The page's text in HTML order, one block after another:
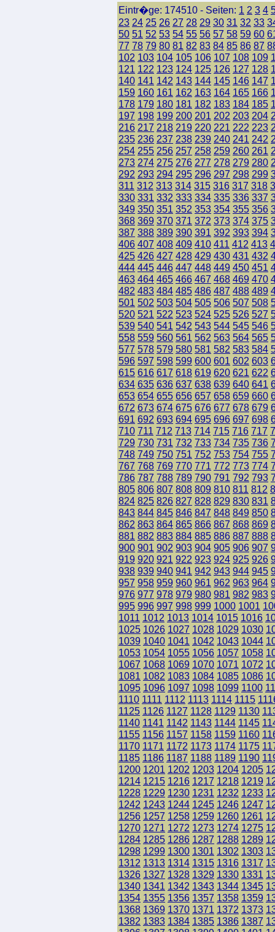
Eintr�ge: 174510 - Seiten: 1 2 3 4
23 24 25 26 27 28 29 30 31 32 33
50 51 52 53 54 55 56 57 58 59 60
77 78 79 80 81 82 83 84 85 86 87
102 103 104 105 106 107 108 109
121 122 123 124 125 126 127 128
140 141 142 143 144 145 146 147
159 160 161 162 163 164 165 166
178 179 180 181 182 183 184 185
197 198 199 200 201 202 203 204
216 217 218 219 220 221 222 223
235 236 237 238 239 240 241 242
254 255 256 257 258 259 260 261
273 274 275 276 277 278 279 280
292 293 294 295 296 297 298 299
311 312 313 314 315 316 317 318
330 331 332 333 334 335 336 337
349 350 351 352 353 354 355 356
368 369 370 371 372 373 374 375
387 388 389 390 391 392 393 394
406 407 408 409 410 411 412 413
425 426 427 428 429 430 431 432
444 445 446 447 448 449 450 451
463 464 465 466 467 468 469 470
482 483 484 485 486 487 488 489
501 502 503 504 505 506 507 508
520 521 522 523 524 525 526 527
539 540 541 542 543 544 545 546
558 559 560 561 562 563 564 565
577 578 579 580 581 582 583 584
596 597 598 599 600 601 602 603
615 616 617 618 619 620 621 622
634 635 636 637 638 639 640 641
653 654 655 656 657 658 659 660
672 673 674 675 676 677 678 679
691 692 693 694 695 696 697 698
710 711 712 713 714 715 716 717
729 730 731 732 733 734 735 736
748 749 750 751 752 753 754 755
767 768 769 770 771 772 773 774
786 787 788 789 790 791 792 793
805 806 807 808 809 810 811 812
824 825 826 827 828 829 830 831
843 844 845 846 847 848 849 850
862 863 864 865 866 867 868 869
881 882 883 884 885 886 887 888
900 901 902 903 904 905 906 907
919 920 921 922 923 924 925 926
938 939 940 941 942 943 944 945
957 958 959 960 961 962 963 964
976 977 978 979 980 981 982 983
995 996 997 998 999 1000 1001
1011 1012 1013 1014 1015 1016
1025 1026 1027 1028 1029 1030
1039 1040 1041 1042 1043 1044
1053 1054 1055 1056 1057 1058
1067 1068 1069 1070 1071 1072
1081 1082 1083 1084 1085 1086
1095 1096 1097 1098 1099 1100
1110 1111 1112 1113 1114 1115
1125 1126 1127 1128 1129 1130
1140 1141 1142 1143 1144 1145
1155 1156 1157 1158 1159 1160
1170 1171 1172 1173 1174 1175
1185 1186 1187 1188 1189 1190
1200 1201 1202 1203 1204 1205
1214 1215 1216 1217 1218 1219
1228 1229 1230 1231 1232 1233
1242 1243 1244 1245 1246 1247
1256 1257 1258 1259 1260 1261
1270 1271 1272 1273 1274 1275
1284 1285 1286 1287 1288 1289
1298 1299 1300 1301 1302 1303
1312 1313 1314 1315 1316 1317
1326 1327 1328 1329 1330 1331
1340 1341 1342 1343 1344 1345
1354 1355 1356 1357 1358 1359
1368 1369 1370 1371 1372 1373
1382 1383 1384 1385 1386 1387